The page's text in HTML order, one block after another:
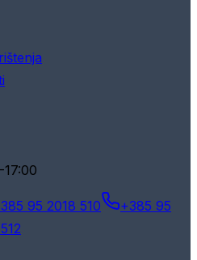
95 2018 510
+385 95